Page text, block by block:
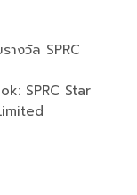
างวัล SPRC
SPRC Star